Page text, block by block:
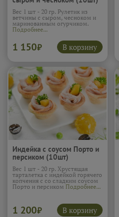
Вес 1 шт - 20 гр. Рулетик из
ветчины с сыром, чесноком и
маринованным огурчиком.
Подробнее...
1 150₽ В корзину
Индейка с соусом Порто и
персиком (10шт)
Вес 1 шт - 20 гр. Хрустящая
тарталетка с индейкой горячего
копчения с со сладким соусом
Порто и персиком Подробнее...
1 200₽ В корзину